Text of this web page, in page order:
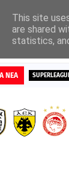
ΝΕΑ
This site
are shared
statistics,